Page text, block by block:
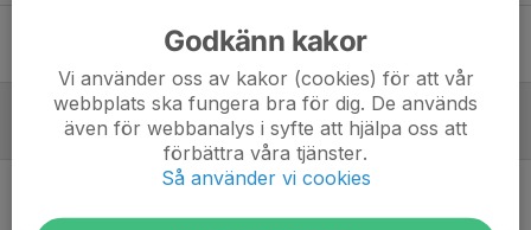
Tillslagsträningen och uppstart
28 jul, 07:17 0
Habo 2026 💚
29 jun, 08:51 1
Cuperbjudande på Zeroskeps och flaska
Godkänn kakor
Vi använder oss av kakor (cookies) för att vår
webbplats ska fungera bra för dig. De används
även för webbanalys i syfte att hjälpa oss att
förbättra våra tjänster.
Så använder vi cookies